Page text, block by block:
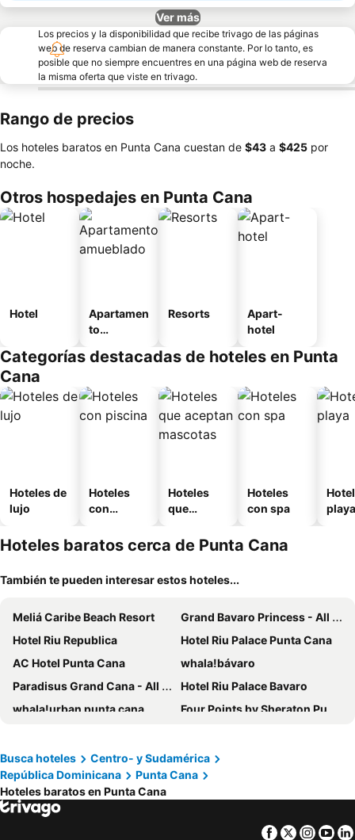
Ver más
Los precios y la disponibilidad que recibe trivago de las páginas
web de reserva cambian de manera constante. Por lo tanto, es
posible que no siempre encuentres en una página web de reserva
la misma oferta que viste en trivago.
Rango de precios
Los hoteles baratos en Punta Cana cuestan de ‎$43 a ‎$425 por
noche.
Otros hospedajes en Punta Cana
Hotel
Apartamen
to
o
Resorts
Apart-
hotel
Categorías destacadas de hoteles en Punta
Cana
Hoteles de
lujo
Hoteles
con
Hoteles
que
mascotas
Hoteles
con spa
playa
Hoteles baratos cerca de Punta Cana
También te pueden interesar estos hoteles...
Meliá Caribe Beach Resort
Grand Bavaro Princess - All Inclusive
Hotel Riu Republica
Hotel Riu Palace Punta Cana
AC Hotel Punta Cana
whala!bávaro
Paradisus Grand Cana - All Suites
Hotel Riu Palace Bavaro
whala!urban punta cana
Four Points by Sheraton Puntacana
Excellence Punta Cana
Reserva Real By Harper
HM Bavaro Beach
Checkin El Cortecito
Hotel Cortecito Inn Bavaro
Breathless Punta Cana Resort & Spa
Hotel Faranda Single 1 Punta Cana - Adults Only
Busca hoteles
Centro- y Sudamérica
República Dominicana
Punta Cana
Hoteles baratos en Punta Cana
Facebook
Twitter